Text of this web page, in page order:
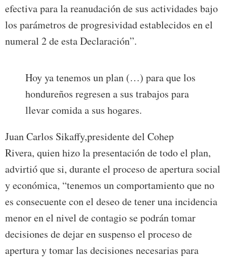
efectiva para la reanudación de sus actividades bajo
los parámetros de progresividad establecidos en el
numeral 2 de esta Declaración”.
Hoy ya tenemos un plan (…) para que los
hondureños regresen a sus trabajos para
llevar comida a sus hogares.
Juan Carlos Sikaffy,presidente del Cohep
Rivera, quien hizo la presentación de todo el plan,
advirtió que si, durante el proceso de apertura social
y económica, “tenemos un comportamiento que no
es consecuente con el deseo de tener una incidencia
menor en el nivel de contagio se podrán tomar
decisiones de dejar en suspenso el proceso de
apertura y tomar las decisiones necesarias para